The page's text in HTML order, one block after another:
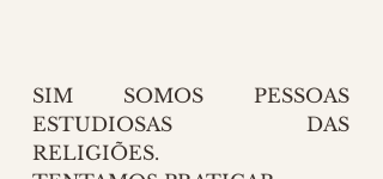
SIM SOMOS PESSOAS
ESTUDIOSAS DAS
RELIGIÕES.